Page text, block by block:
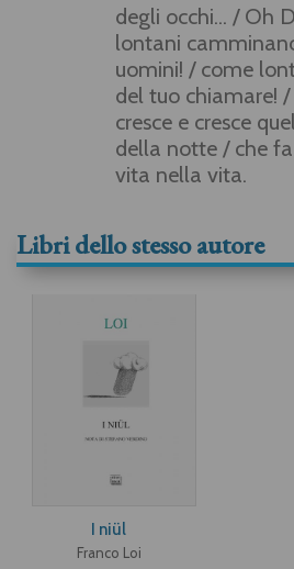
degli occhi... / Oh
lontani
uomini! / come
del tuo chiamare! /
cresce e cresce
della notte / che
vita nella vita.
Libri dello stesso autore
I niül
Franco Loi